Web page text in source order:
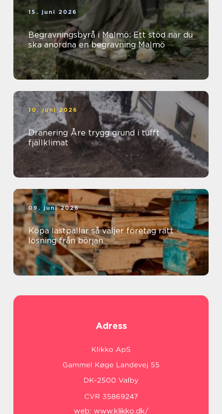
15. juni 2026
Begravningsbyrå i Malmö: Ett stöd när du
ska anordna en begravning Malmö
10. juni 2026
Dränering Åre trygg grund i tufft
fjällklimat
09. juni 2026
Köpa lastpallar så väljer företag rätt
lösning från början
Adress
web: www.klikko.dk/